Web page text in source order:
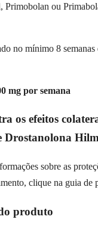
Primobolan ou
no mínimo 8
mg por semana
os efeitos
Drostanolona
sobre as
clique na guia de
produto